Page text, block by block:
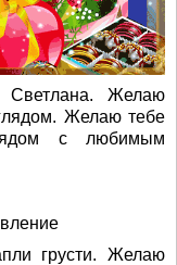
Светлана. Желаю
Желаю тебе
с любимым
грусти. Желаю